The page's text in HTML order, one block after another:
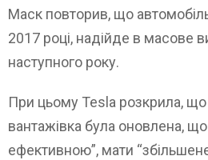
Маск повторив, що
2017 році, надійде в масове
наступного року.
При цьому Tesla розкрила,
вантажівка була оновлена,
ефективною”, мати